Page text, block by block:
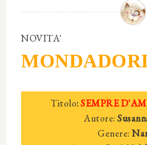
NOVITA'
Titolo:SEMPRE
Autore:
Genere: